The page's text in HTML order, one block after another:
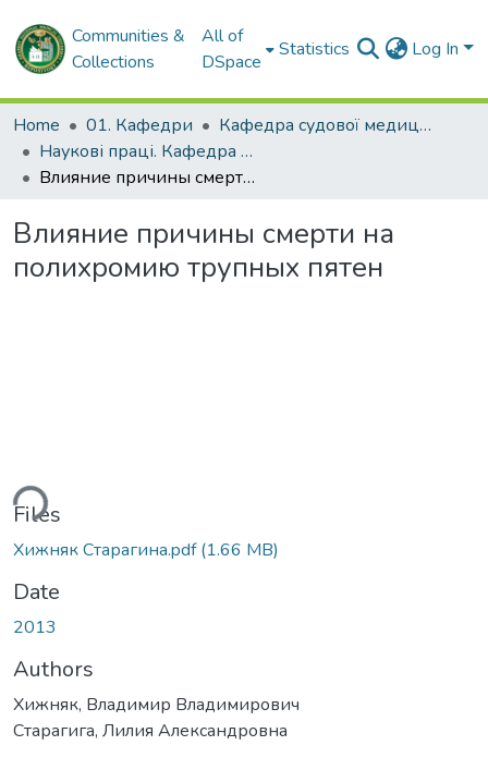
Communities &
Collections
All of
DSpace
Statistics Log In
Home 01. Кафедри
Кафедра судової медицини, медичного правознавства імені заслуженого професора М.С. Бокаріуса
Наукові праці. Кафедра судової медицини, медичного правознавства імені заслуженого професора М.С. Бокаріуса
Влияние причины смерти на полихромию трупных пятен
Влияние причины смерти на
полихромию трупных пятен
Files
Хижняк Старагина.pdf(1.66 MB)
Date
2013
Authors
Хижняк, Владимир Владимирович
Старагига, Лилия Александровна